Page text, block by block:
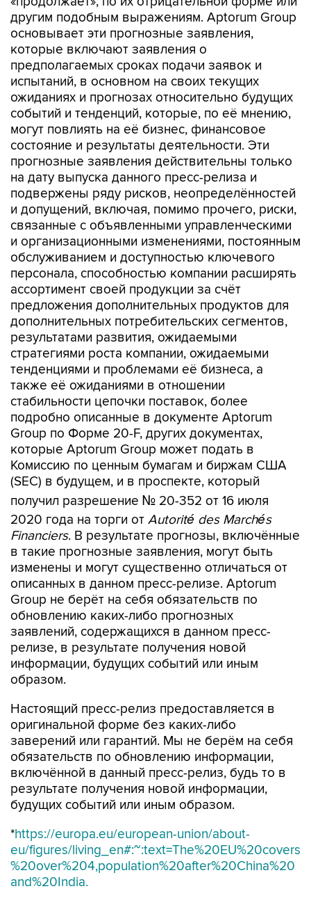
другим подобным выражениям. Aptorum Group
основывает эти прогнозные заявления,
которые включают заявления о
предполагаемых сроках подачи заявок и
испытаний, в основном на своих текущих
ожиданиях и прогнозах относительно будущих
событий и тенденций, которые, по её мнению,
могут повлиять на её бизнес, финансовое
состояние и результаты деятельности. Эти
прогнозные заявления действительны только
на дату выпуска данного пресс-релиза и
подвержены ряду рисков, неопределённостей
и допущений, включая, помимо прочего, риски,
связанные с объявленными управленческими
и организационными изменениями, постоянным
обслуживанием и доступностью ключевого
персонала, способностью компании расширять
ассортимент своей продукции за счёт
предложения дополнительных продуктов для
дополнительных потребительских сегментов,
результатами развития, ожидаемыми
стратегиями роста компании, ожидаемыми
тенденциями и проблемами её бизнеса, а
также её ожиданиями в отношении
стабильности цепочки поставок, более
подробно описанные в документе Aptorum
Group по Форме 20-F, других документах,
которые Aptorum Group может подать в
Комиссию по ценным бумагам и биржам США
(SEC) в будущем, и в проспекте, который
получил разрешение № 20-352 от 16 июля
2020 года на торги от Autorité des Marchés
Financiers. В результате прогнозы, включённые
в такие прогнозные заявления, могут быть
изменены и могут существенно отличаться от
описанных в данном пресс-релизе. Aptorum
Group не берёт на себя обязательств по
обновлению каких-либо прогнозных
заявлений, содержащихся в данном пресс-
релизе, в результате получения новой
информации, будущих событий или иным
образом.
Настоящий пресс-релиз предоставляется в
оригинальной форме без каких-либо
заверений или гарантий. Мы не берём на себя
обязательств по обновлению информации,
включённой в данный пресс-релиз, будь то в
результате получения новой информации,
будущих событий или иным образом.
*https://europa.eu/european-union/about-
eu/figures/living_en#:~:text=The%20EU%20covers
%20over%204,population%20after%20China%20
and%20India.